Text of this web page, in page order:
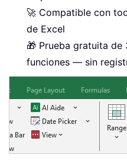
🚀 Compatible con
de Excel
🎁 Prueba gratuita
funciones — sin